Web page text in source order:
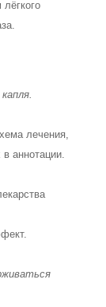
капля.
лечения,
аннотации.